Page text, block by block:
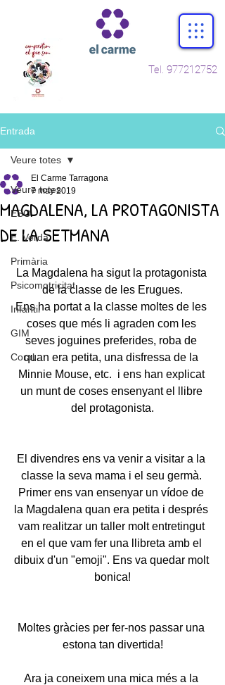
Tel. 977212752
Entrada
Veure totes
ESO
E. Verda
Primària
Psicomotricitat
Infantil
GIM
Coral
Veure totes
MAGDALENA, LA PROTAGONISTA
DE LA SETMANA
El Carme Tarragona
7 may 2019
La Magdalena ha sigut la protagonista
de la classe de les Erugues.
Ens ha portat a la classe moltes de les
coses que més li agraden com les
seves joguines preferides, roba de
quan era petita, una disfressa de la
Minnie Mouse, etc.  i ens han explicat
un munt de coses ensenyant el llibre
del protagonista.
El divendres ens va venir a visitar a la
classe la seva mama i el seu germà.
Primer ens van ensenyar un vídoe de
la Magdalena quan era petita i després
vam realitzar un taller molt entretingut
en el que vam fer una llibreta amb el
dibuix d'un "emoji". Ens va quedar molt
bonica!
Moltes gràcies per fer-nos passar una
estona tan divertida!
Ara ja coneixem una mica més a la